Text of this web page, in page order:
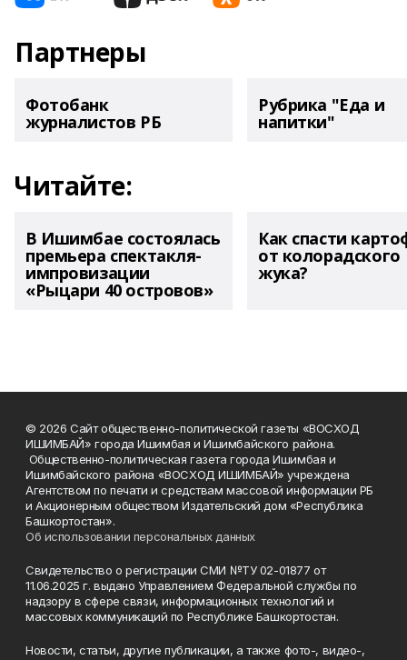
Партнеры
Фотобанк
журналистов РБ
Рубрика "Еда и
напитки"
Читайте:
В Ишимбае состоялась
премьера спектакля-
импровизации
«Рыцари 40 островов»
Как спасти
от колорадского
жука?
© 2026 Сайт общественно-политической газеты «ВОСХОД
ИШИМБАЙ» города Ишимбая и Ишимбайского района.
Общественно-политическая газета города Ишимбая и
Ишимбайского района «ВОСХОД ИШИМБАЙ» учреждена
Агентством по печати и средствам массовой информации РБ
и Акционерным обществом Издательский дом «Республика
Башкортостан».
Об использовании персональных данных
Свидетельство о регистрации СМИ №ТУ 02-01877 от
11.06.2025 г. выдано Управлением Федеральной службы по
надзору в сфере связи, информационных технологий и
массовых коммуникаций по Республике Башкортостан.
Новости, статьи, другие публикации, а также фото-, видео-,